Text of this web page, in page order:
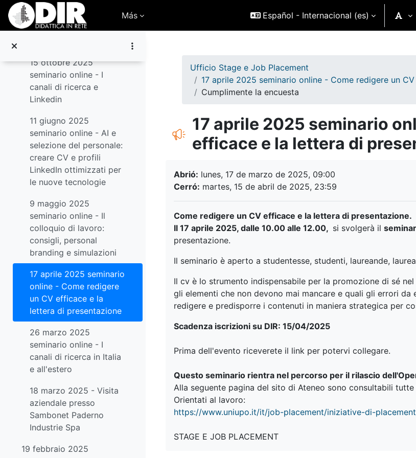
Salta al contenido principal
Más
Español - Internacional ‎(es)‎
12 novembre 2025
seminario online - Cv e
15 ottobre 2025
seminario online - I
canali di ricerca e
Linkedin
11 giugno 2025
seminario online - AI e
selezione del personale:
creare CV e profili
LinkedIn ottimizzati per
le nuove tecnologie
9 maggio 2025
seminario online - Il
colloquio di lavoro:
consigli, personal
branding e simulazioni
17 aprile 2025 seminario
online - Come redigere
un CV efficace e la
lettera di presentazione
26 marzo 2025
seminario online - I
canali di ricerca in Italia
e all'estero
18 marzo 2025 - Visita
aziendale presso
Sambonet Paderno
Industrie Spa
19 febbraio 2025
Ufficio Stage e Job Placement
17 aprile 2025 seminario online - Come redigere un
Cumplimente la encuesta
17 aprile 2025 seminario
efficace e la lettera di
Abrió: lunes, 17 de marzo de 2025, 09:00
Cerró: martes, 15 de abril de 2025, 23:59
Come redigere un CV efficace e la lettera di presentazione.
Il 17 aprile 2025, dalle 10.00 alle 12.00, si svolgerà il
presentazione.
Il seminario è aperto a studentesse, studenti, laureande,
Il cv è lo strumento indispensabile per la promozione di sé
gli elementi che non devono mai mancare e quali gli errori
redigere e predisporre i contenuti in maniera strategica per
Scadenza iscrizioni su DIR: 15/04/2025
Prima dell'evento riceverete il link per potervi collegare.
Questo seminario rientra nel percorso per il rilascio
Alla seguente pagina del sito di Ateneo sono consultabili
Orientati al lavoro:
https://www.uniupo.it/it/job-placement/iniziative-di-
STAGE E JOB PLACEMENT